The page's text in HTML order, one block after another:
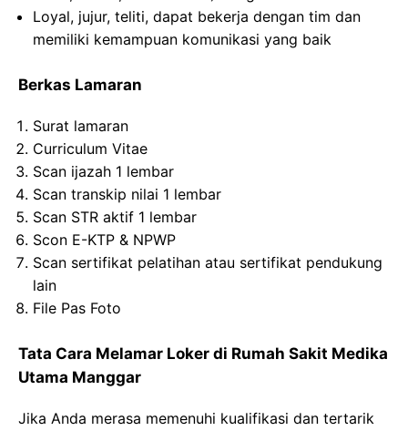
Loyal, jujur, teliti, dapat bekerja dengan tim dan
memiliki kemampuan komunikasi yang baik
Berkas Lamaran
Surat lamaran
Curriculum Vitae
Scan ijazah 1 lembar
Scan transkip nilai 1 lembar
Scan STR aktif 1 lembar
Scon E-KTP & NPWP
Scan sertifikat pelatihan atau sertifikat pendukung
lain
File Pas Foto
Tata Cara Melamar Loker di Rumah Sakit Medika
Utama Manggar
Jika Anda merasa memenuhi kualifikasi dan tertarik